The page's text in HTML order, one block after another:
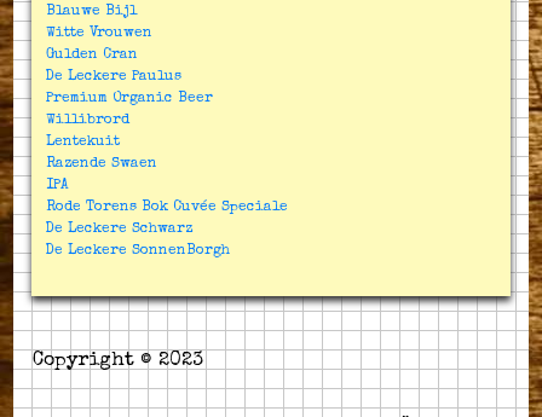
Blauwe Bijl
Witte Vrouwen
Gulden Cran
De Leckere Paulus
Premium Organic Beer
Willibrord
Lentekuit
Razende Swaen
IPA
Rode Torens Bok Cuvée Speciale
De Leckere Schwarz
De Leckere SonnenBorgh
Copyright © 2023